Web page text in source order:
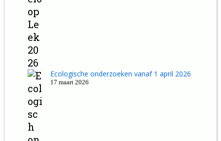
Ecologische onderzoeken vanaf 1 april 2026
17 maart 2026